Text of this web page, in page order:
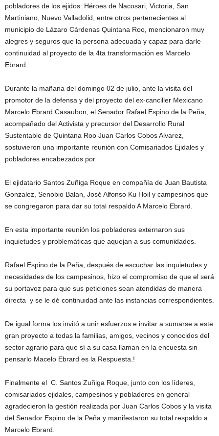
pobladores de los ejidos: Héroes de Nacosari, Victoria, San
Martiniano, Nuevo Valladolid, entre otros pertenecientes al
municipio de Lázaro Cárdenas Quintana Roo, mencionaron muy
alegres y seguros que la persona adecuada y capaz para darle
continuidad al proyecto de la 4ta transformación es Marcelo
Ebrard.
Durante la mañana del domingo 02 de julio, ante la visita del
promotor de la defensa y del proyecto del ex-canciller Mexicano
Marcelo Ebrard Casaubon, el Senador Rafael Espino de la Peña,
acompañado del Activista y precursor del Desarrollo Rural
Sustentable de Quintana Roo Juan Carlos Cobos Alvarez,
sostuvieron una importante reunión con Comisariados Ejidales y
pobladores encabezados por
El ejidatario Santos Zuñiga Roque en compañía de Juan Bautista
Gonzalez, Senobio Balan, José Alfonso Ku Hoil y campesinos que
se congregaron para dar su total respaldo A Marcelo Ebrard.
En esta importante reunión los pobladores externaron sus
inquietudes y problemáticas que aquejan a sus comunidades.
Rafael Espino de la Peña, después de escuchar las inquietudes y
necesidades de los campesinos, hizo el compromiso de que el será
su portavoz para que sus peticiones sean atendidas de manera
directa y se le dé continuidad ante las instancias correspondientes.
De igual forma los invitó a unir esfuerzos e invitar a sumarse a este
gran proyecto a todas la familias, amigos, vecinos y conocidos del
sector agrario para que sí a su casa llaman en la encuesta sin
pensarlo Macelo Ebrard es la Respuesta.!
Finalmente el C. Santos Zuñiga Roque, junto con los líderes,
comisariados ejidales, campesinos y pobladores en general
agradecieron la gestión realizada por Juan Carlos Cobos y la visita
del Senador Espino de la Peña y manifestaron su total respaldo a
Marcelo Ebrard.